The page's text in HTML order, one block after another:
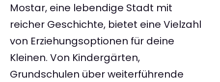
Mostar, eine lebendige Stadt mit
reicher Geschichte, bietet eine Vielzahl
von Erziehungsoptionen für deine
Kleinen. Von Kindergärten,
Grundschulen über weiterführende